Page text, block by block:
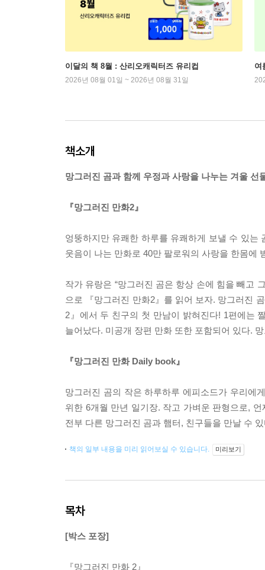
이달의 책 8월 : 산리오캐릭터즈 유리컵
2026년 08월 01일 ~ 2026년 08월 31일
여
책소개
망그러진 곰과 함께 우정과 사랑을 나누는 겨울 선
『망그러진 만화2』
엉뚱하지만 유쾌한 하루를 유쾌하게 보낼 수 있는
웃음이 나는 만화로 40만 팔로워의 사랑을 한몸에
작가 유랑은 “망그러진 곰은 항상 손에 힘을 빼고
으로 『망그러진 만화2』를 읽어 보자. 망그러진
2』에서 두 친구의 첫 만남이 밝혀진다! 1편에는
늘어났다. 미공개 장편 만화 또한 포함되어 있다.
『망그러진 만화 Daily book』
망그러진 곰의 작은 하루하루 에피소드가 우리에
위한 6개월 만년 일기장. 작고 가벼운 판형으로,
전부 다른 망그러진 곰과 햄터, 친구들을 만날 수
책의 일부 내용을 미리 읽어보실 수 있습니다. 미리보기
목차
[박스 포장]
『망그러진 만화 2』